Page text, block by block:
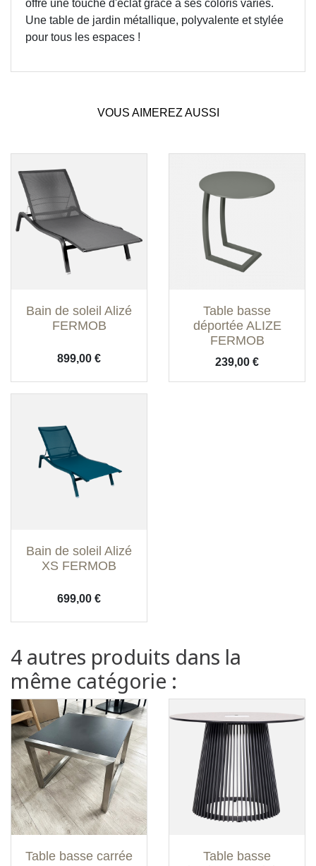
offre une touche d'éclat grâce à ses coloris variés.
Une table de jardin métallique, polyvalente et stylée
pour tous les espaces !
VOUS AIMEREZ AUSSI
Bain de soleil Alizé
FERMOB
Prix
899,00 €
Table basse
déportée ALIZE
FERMOB
Prix
239,00 €
Bain de soleil Alizé
XS FERMOB
Prix
699,00 €
4 autres produits dans la
même catégorie :
Table basse carrée
Table basse